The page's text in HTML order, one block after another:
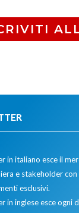
in italiano esce il
e stakeholder con
esclusivi.
in inglese esce ogni